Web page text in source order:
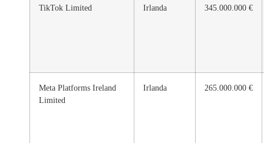
TikTok Limited Irlanda 345.000.000 €
Meta Platforms Ireland
Limited
Irlanda 265.000.000 €